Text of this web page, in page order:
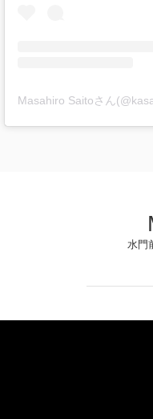
Masahiro Saitoさん
水門